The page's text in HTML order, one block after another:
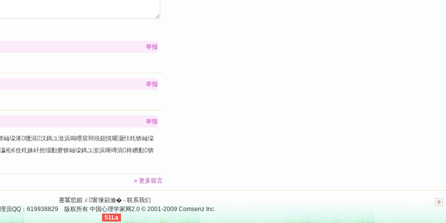
举报
举报
举报
屾垜浠嚑涓汉鎷ユ湁浜嗚嚜宸辩殑鎴愰暱灏忕粍锛屾垜
椼€佺粍姝屽拰缁勫窘锛屾垜鎷ユ湁浜嗕竴涓柊鐨勫锛
» 更多留言
蹇冪悊鍜ㄨ甯堜箣瀹� - 联系我们
员QQ：619938829 版权所有 中国心理学家网2.0© 2001-2009 Comsenz Inc.
51La